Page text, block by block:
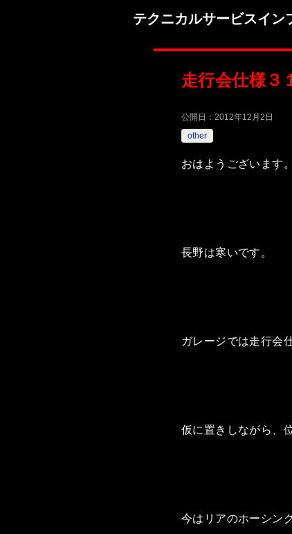
テクニカルサービスイン
走行会仕様３
公開日： 2012年12月2日
other
おはようございます。
長野は寒いです。
ガレージでは走行会
仮に置きしながら、
今はリアのホーシン